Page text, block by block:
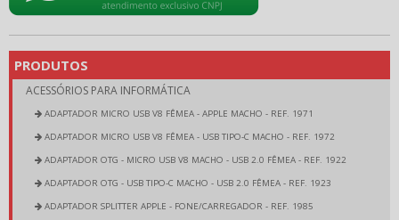
PRODUTOS
ACESSÓRIOS PARA INFORMÁTICA
ADAPTADOR MICRO USB V8 FÊMEA - APPLE MACHO - REF. 1971
ADAPTADOR MICRO USB V8 FÊMEA - USB TIPO-C MACHO - REF. 1972
ADAPTADOR OTG - MICRO USB V8 MACHO - USB 2.0 FÊMEA - REF. 1922
ADAPTADOR OTG - USB TIPO-C MACHO - USB 2.0 FÊMEA - REF. 1923
ADAPTADOR SPLITTER APPLE - FONE/CARREGADOR - REF. 1985